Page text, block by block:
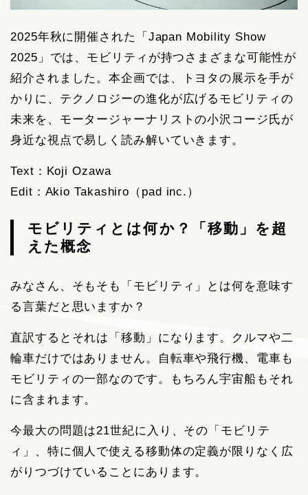
2025年秋に開催された「Japan Mobility Show
2025」では、モビリティが持つさまざまな可能性が
紹介されました。本企画では、トヨタの展示を手が
かりに、テクノロジーの進化が広げるモビリティの
未来を、モータージャーナリストの小沢コージ氏が
身近な視点で易しく読み解いていきます。
Text：Koji Ozawa
Edit：Akio Takashiro（pad inc.）
モビリティとは何か？「移動」を超
えた概念
みなさん、そもそも「モビリティ」とは何を意味す
る言葉だと思いますか？
直訳するとそれは「移動」になります。クルマや二
輪車だけではありません。自転車や飛行機、電車も
モビリティの一部なのです。もちろん宇宙船もそれ
に含まれます。
今最大の問題は21世紀に入り、その「モビリテ
ィ」、特に個人で使える移動体の定義が限りなく広
がりつづけていることにあります。